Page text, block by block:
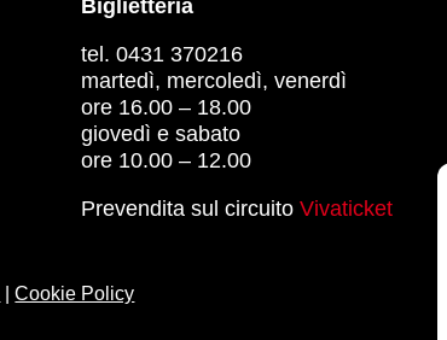
Biglietteria
tel. 0431 370216
martedì, mercoledì, venerdì
ore 16.00 – 18.00
giovedì e sabato
ore 10.00 – 12.00
Prevendita sul circuito Vivaticket
|Cookie Policy